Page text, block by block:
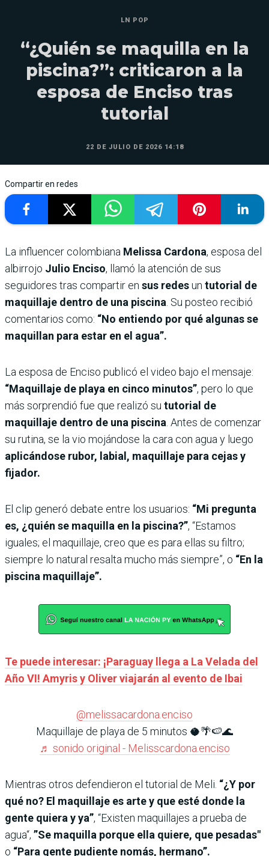
LN POP
“¿Quién se maquilla en la
piscina?”: criticaron a la
esposa de Enciso tras
tutorial
22 DE JULIO DE 2026 14:18
Compartir en redes
La influencer colombiana Melissa Cardona, esposa del
albirrojo Julio Enciso, llamó la atención de sus
seguidores tras compartir en sus redesun tutorial de
maquillaje dentro de una piscina . Su posteo recibió
comentarios como: “No entiendo por qué algunas se
maquillan para estar en el agua”.
La esposa de Enciso publicó el video bajo el mensaje:
“Maquillaje de playa en cinco minutos”, pero lo que
más sorprendió fue que realizó su tutorial de
maquillaje dentro de una piscina . Antes de comenzar
su rutina, se la vio mojándose la cara con agua y luego
aplicándose rubor, labial, maquillaje para cejas y
fijador.
El clip generó debate entre los usuarios: “Mi pregunta
es, ¿quién se maquilla en la piscina?”, “Estamos
iguales; el maquillaje, creo que es para ellas su filtro;
siempre lo natural resalta mucho más siempre”, o “En la
piscina maquillaje”.
Te puede interesar: ¡Paraguay llega a La Velada del
Año VI! Amyris y Oliver viajarán al evento de Ibai
@melissacardona.enciso
Maquillaje de playa de 5 minutos 🥥🌴🍉🌊
♬ sonido original - Melisscardona.enciso
Mientras otros defendieron el tutorial de Meli. “¿Y por
qué no? El maquillaje es arte y que esté donde la
gente quiera y ya”, “Existen maquillajes a prueba de
agua“, ”Se maquilla porque ella quiere, que pesadas"
o “Para gente pudiente nomás, hermano”.